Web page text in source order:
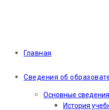
Главная
Сведения об
Основные сведения
История